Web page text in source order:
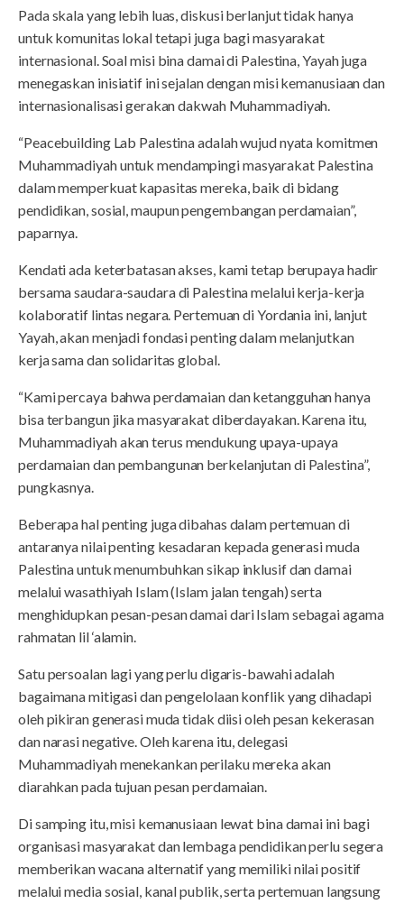
Pada skala yang lebih luas, diskusi berlanjut tidak hanya
untuk komunitas lokal tetapi juga bagi masyarakat
internasional. Soal misi bina damai di Palestina, Yayah juga
menegaskan inisiatif ini sejalan dengan misi kemanusiaan dan
internasionalisasi gerakan dakwah Muhammadiyah.
“Peacebuilding Lab Palestina adalah wujud nyata komitmen
Muhammadiyah untuk mendampingi masyarakat Palestina
dalam memperkuat kapasitas mereka, baik di bidang
pendidikan, sosial, maupun pengembangan perdamaian”,
paparnya.
Kendati ada keterbatasan akses, kami tetap berupaya hadir
bersama saudara-saudara di Palestina melalui kerja-kerja
kolaboratif lintas negara. Pertemuan di Yordania ini, lanjut
Yayah, akan menjadi fondasi penting dalam melanjutkan
kerja sama dan solidaritas global.
“Kami percaya bahwa perdamaian dan ketangguhan hanya
bisa terbangun jika masyarakat diberdayakan. Karena itu,
Muhammadiyah akan terus mendukung upaya-upaya
perdamaian dan pembangunan berkelanjutan di Palestina”,
pungkasnya.
Beberapa hal penting juga dibahas dalam pertemuan di
antaranya nilai penting kesadaran kepada generasi muda
Palestina untuk menumbuhkan sikap inklusif dan damai
melalui wasathiyah Islam (Islam jalan tengah) serta
menghidupkan pesan-pesan damai dari Islam sebagai agama
rahmatan lil ‘alamin.
Satu persoalan lagi yang perlu digaris-bawahi adalah
bagaimana mitigasi dan pengelolaan konflik yang dihadapi
oleh pikiran generasi muda tidak diisi oleh pesan kekerasan
dan narasi negative. Oleh karena itu, delegasi
Muhammadiyah menekankan perilaku mereka akan
diarahkan pada tujuan pesan perdamaian.
Di samping itu, misi kemanusiaan lewat bina damai ini bagi
organisasi masyarakat dan lembaga pendidikan perlu segera
memberikan wacana alternatif yang memiliki nilai positif
melalui media sosial, kanal publik, serta pertemuan langsung